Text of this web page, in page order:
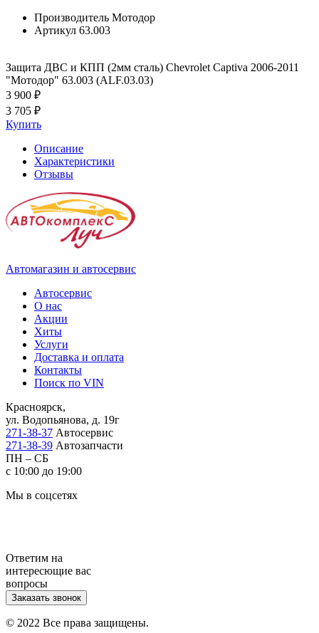
Производитель Мотодор
Артикул 63.003
Защита ДВС и КПП (2мм сталь) Chevrolet Captiva 2006-2011
"Мотодор" 63.003 (ALF.03.03)
3 900 ₽
3 705 ₽
Купить
Описание
Характеристики
Отзывы
Автомагазин и автосервис
Автосервис
О нас
Акции
Хиты
Услуги
Доставка и оплата
Контакты
Поиск по VIN
Красноярск,
ул. Водопьянова, д. 19г
271-38-37 Автосервис
271-38-39 Автозапчасти
ПН – СБ
с 10:00 до 19:00
Мы в соцсетях
Ответим на
интересющие вас
вопросы
Заказать звонок
© 2022 Все права защищены.